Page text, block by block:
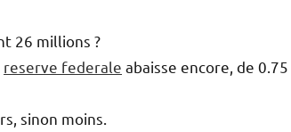
26 millions ?
reserve federale abaisse encore, de
sinon moins.